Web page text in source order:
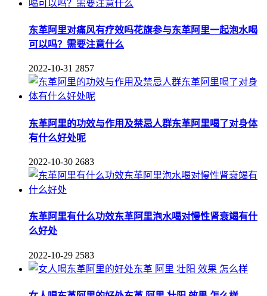
东革阿里对痛风有疗效吗花旗参与东革阿里一起泡水喝
可以吗？需要注意什么
2022-10-31 2857
东革阿里的功效与作用及禁忌人群东革阿里喝了对身体
有什么好处呢
2022-10-30 2683
东革阿里有什么功效东革阿里泡水喝对慢性肾衰竭有什
么好处
2022-10-29 2583